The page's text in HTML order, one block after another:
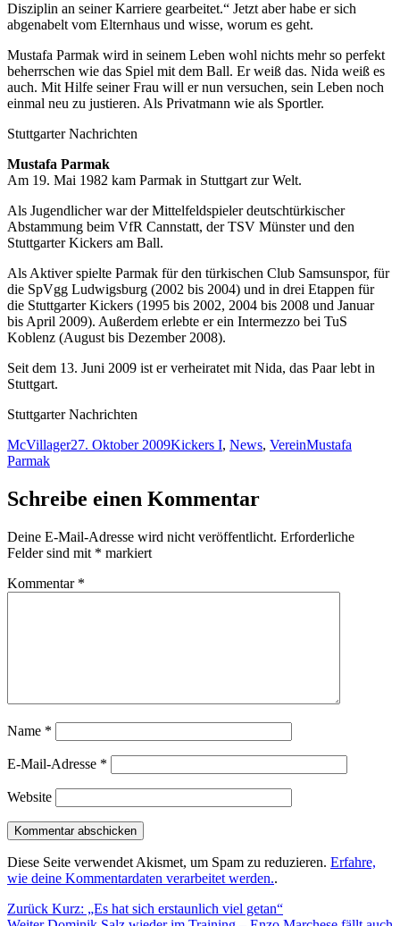
Disziplin an seiner Karriere gearbeitet.“ Jetzt aber habe er sich
abgenabelt vom Elternhaus und wisse, worum es geht.
Mustafa Parmak wird in seinem Leben wohl nichts mehr so perfekt
beherrschen wie das Spiel mit dem Ball. Er weiß das. Nida weiß es
auch. Mit Hilfe seiner Frau will er nun versuchen, sein Leben noch
einmal neu zu justieren. Als Privatmann wie als Sportler.
Stuttgarter Nachrichten
Mustafa Parmak
Am 19. Mai 1982 kam Parmak in Stuttgart zur Welt.
Als Jugendlicher war der Mittelfeldspieler deutschtürkischer
Abstammung beim VfR Cannstatt, der TSV Münster und den
Stuttgarter Kickers am Ball.
Als Aktiver spielte Parmak für den türkischen Club Samsunspor, für
die SpVgg Ludwigsburg (2002 bis 2004) und in drei Etappen für
die Stuttgarter Kickers (1995 bis 2002, 2004 bis 2008 und Januar
bis April 2009). Außerdem erlebte er ein Intermezzo bei TuS
Koblenz (August bis Dezember 2008).
Seit dem 13. Juni 2009 ist er verheiratet mit Nida, das Paar lebt in
Stuttgart.
Stuttgarter Nachrichten
Autor
McVillagerVeröffentlicht
27. Oktober 2009Kategorien
Kickers I, News, VereinSchlagwörter
Mustafa
Parmak
Schreibe einen Kommentar
Deine E-Mail-Adresse wird nicht veröffentlicht. Erforderliche
Felder sind mit * markiert
Kommentar *
Name *
E-Mail-Adresse *
Website
Diese Seite verwendet Akismet, um Spam zu reduzieren. Erfahre,
wie deine Kommentardaten verarbeitet werden..
Beitragsnavigation
Zurück Vorheriger
Kurz: „Es hat sich erstaunlich viel getan“